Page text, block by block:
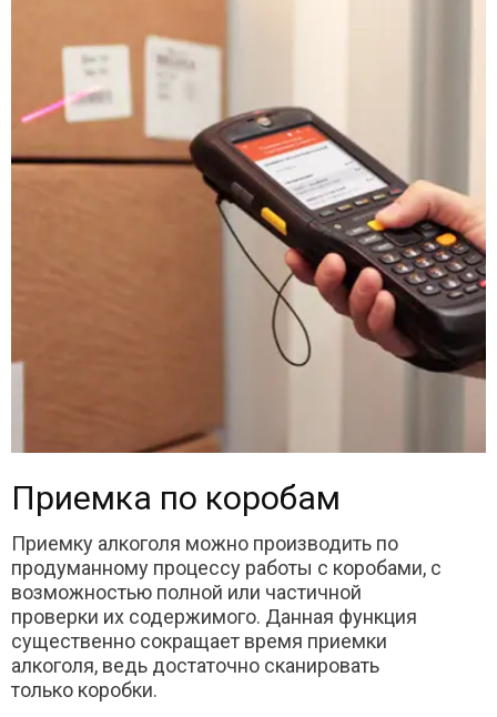
Приемка по коробам
Приемку алкоголя можно производить по
продуманному процессу работы с коробами, с
возможностью полной или частичной
проверки их содержимого. Данная функция
существенно сокращает время приемки
алкоголя, ведь достаточно сканировать
только коробки.